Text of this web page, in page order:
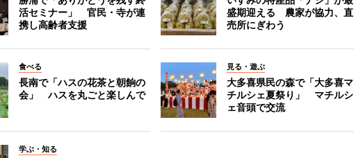
活セミナー」 官民・寺が連
携し高齢者支援
盛期迎える 農家が協力、直
売所にぎわう
食べる
長南で「ハスの花茶と朝餉の
会」 ハスを丸ごと楽しんで
見る・遊ぶ
大多喜県民の森で「大多喜マ
チルシェ夏祭り」 マチルシ
ェ音頭で交流
学ぶ・知る